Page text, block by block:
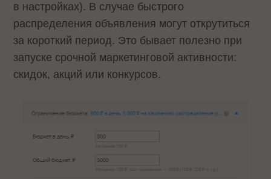
в настройках). В случае быстрого
распределения объявления могут открутиться
за короткий период. Это бывает полезно при
запуске срочной маркетинговой активности:
скидок, акций или конкурсов.